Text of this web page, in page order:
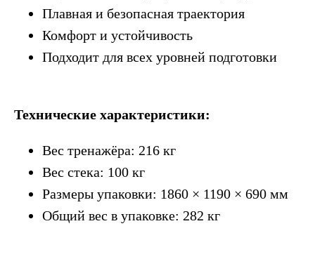
Плавная и безопасная траектория
Комфорт и устойчивость
Подходит для всех уровней подготовки
Технические характеристики:
Вес тренажёра: 216 кг
Вес стека: 100 кг
Размеры упаковки: 1860 × 1190 × 690 мм
Общий вес в упаковке: 282 кг